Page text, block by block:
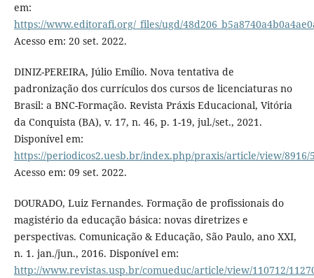
em:
https://www.editorafi.org/_files/ugd/
Acesso em: 20 set. 2022.
DINIZ-PEREIRA, Júlio Emílio. Nova tentativa de
padronização dos currículos dos cursos de licenciaturas no
Brasil: a BNC-Formação. Revista Práxis Educacional, Vitória
da Conquista (BA), v. 17, n. 46, p. 1-19, jul./set., 2021.
Disponível em:
https://periodicos2.uesb.br/index.php/praxis/article/view/8916/
Acesso em: 09 set. 2022.
DOURADO, Luiz Fernandes. Formação de profissionais do
magistério da educação básica: novas diretrizes e
perspectivas. Comunicação & Educação, São Paulo, ano XXI,
n. 1. jan./jun., 2016. Disponível em:
http://www.revistas.usp.br/comueduc/article/view/110712/